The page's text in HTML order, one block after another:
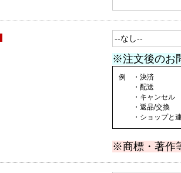
※注文後のお
例 ・決済
・配送
・キャンセル
・返品/交換
・ショップと連
※商標・著作